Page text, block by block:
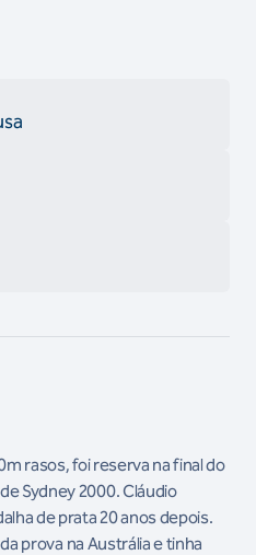
rasos, foi reserva na final do
Sydney 2000. Cláudio
de prata 20 anos depois.
prova na Austrália e tinha